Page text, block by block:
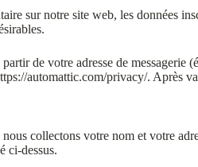
sur notre site web, les données
de votre adresse de
automattic.com/privacy/. Après
nous collectons votre nom et votre
ci-dessus.